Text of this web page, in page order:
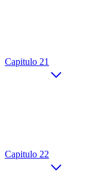
Capitulo 21
Capitulo 22